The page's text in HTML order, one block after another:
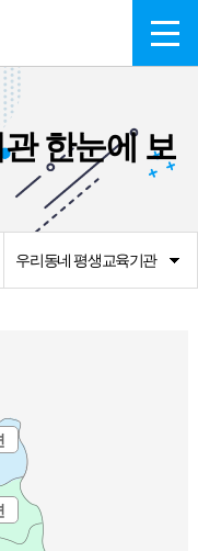
관한눈에 보
우리동네 평생교육기관